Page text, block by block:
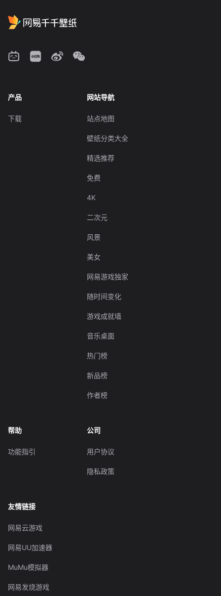
产品
下载
网站导航
站点地图
壁纸分类大全
精选推荐
免费
4K
二次元
风景
美女
网易游戏独家
随时间变化
游戏成就墙
音乐桌面
热门榜
新品榜
作者榜
帮助
功能指引
公司
用户协议
隐私政策
友情链接
网易云游戏
网易UU加速器
MuMu模拟器
网易发烧游戏